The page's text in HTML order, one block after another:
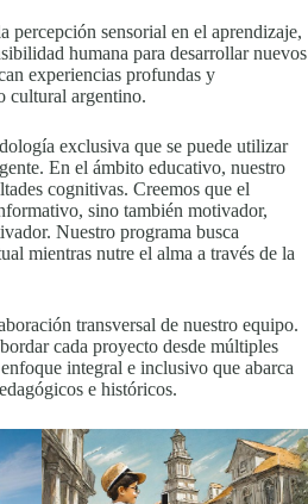
percepción sensorial en el aprendizaje,
humana para desarrollar nuevos
experiencias profundas y
cultural argentino.
exclusiva que se puede utilizar
En el ámbito educativo, nuestro
cognitivas. Creemos que el
sino también motivador,
Nuestro programa busca
mientras nutre el alma a través de la
transversal de nuestro equipo.
cada proyecto desde múltiples
integral e inclusivo que abarca
e históricos.